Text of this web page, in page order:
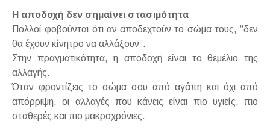
Η αποδοχή δεν σημαίνει στασιμότητα
Πολλοί φοβούνται ότι αν αποδεχτούν το σώμα τους, “δεν
θα έχουν κίνητρο να αλλάξουν”.
Στην πραγματικότητα, η αποδοχή είναι το θεμέλιο της
αλλαγής.
Όταν φροντίζεις το σώμα σου από αγάπη και όχι από
απόρριψη, οι αλλαγές που κάνεις είναι πιο υγιείς, πιο
σταθερές και πιο μακροχρόνιες.